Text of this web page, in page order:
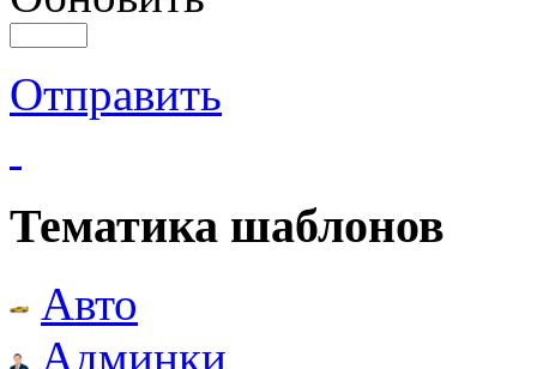
Отправить
Тематика шаблонов
Авто
Админки